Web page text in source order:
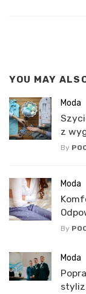
YOU MAY
Moda
z
By
Moda
By
Moda